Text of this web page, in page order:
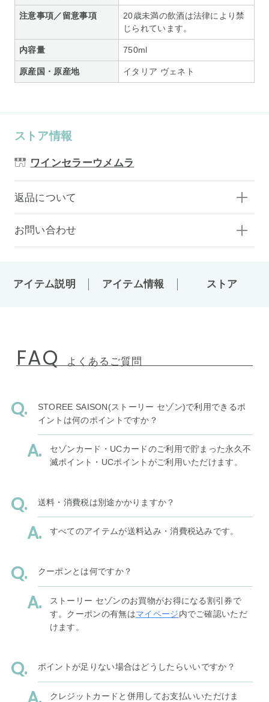
注意事項／留意事項
20歳未満の飲酒は法律により禁
じられています。
内容量 750ml
原産国・原産地 イタリア ヴェネト
ストア情報
ワインセラーウメムラ
返品について
お問い合わせ
アイテム説明 アイテム情報 ストア
FAQ よくあるご質問
STOREE SAISON(ストーリー セゾン)で利用できるポ
イントは何のポイントですか？
セゾンカード・UCカードのご利用で貯まった永久不
滅ポイント・UCポイントがご利用いただけます。
送料・消費税は別途かかりますか？
すべてのアイテムが送料込み・消費税込みです。
クーポンとは何ですか？
ストーリー セゾンのお買物がお得になる割引券で
す。クーポンの有無はマイページ内でご確認いただ
けます。
ポイントが足りない場合はどうしたらいいですか？
クレジットカードと併用してお支払いいただけま